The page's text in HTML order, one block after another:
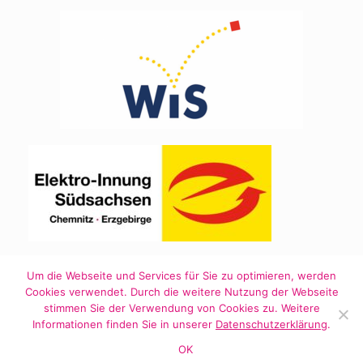
Ein Theme von
Um die Webseite und Services für Sie zu optimieren, werden
Cookies verwendet. Durch die weitere Nutzung der Webseite
stimmen Sie der Verwendung von Cookies zu. Weitere
Informationen finden Sie in unserer Datenschutzerklärung.
OK